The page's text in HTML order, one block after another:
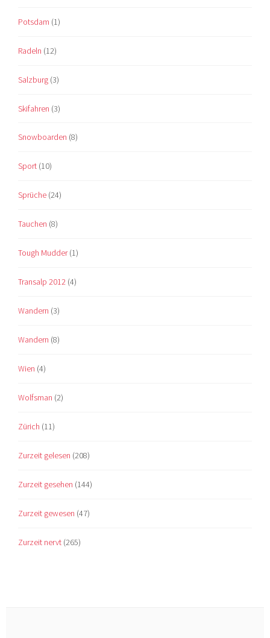
Potsdam (1)
Radeln (12)
Salzburg (3)
Skifahren (3)
Snowboarden (8)
Sport (10)
Sprüche (24)
Tauchen (8)
Tough Mudder(1)
Transalp 2012 (4)
Wandern (3)
Wandern (8)
Wien (4)
Wolfsman (2)
Zürich (11)
Zurzeit gelesen (208)
Zurzeit gesehen (144)
Zurzeit gewesen (47)
Zurzeit nervt (265)